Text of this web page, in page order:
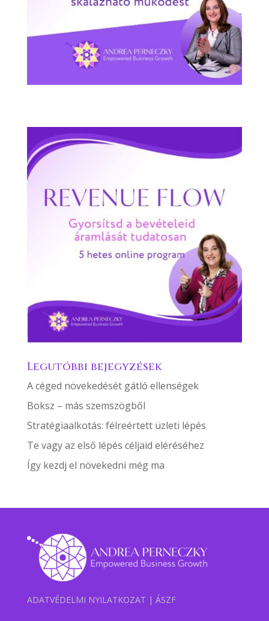
Legutóbbi bejegyzések
A céged növekedését gátló ellenségek
Boksz – más szemszögből
Stratégiaalkotás: félreértett üzleti lépés
Te vagy az első lépés céljaid eléréséhez
Így kezdj el növekedni még ma
ADATVÉDELMI NYILATKOZAT | ÁSZF